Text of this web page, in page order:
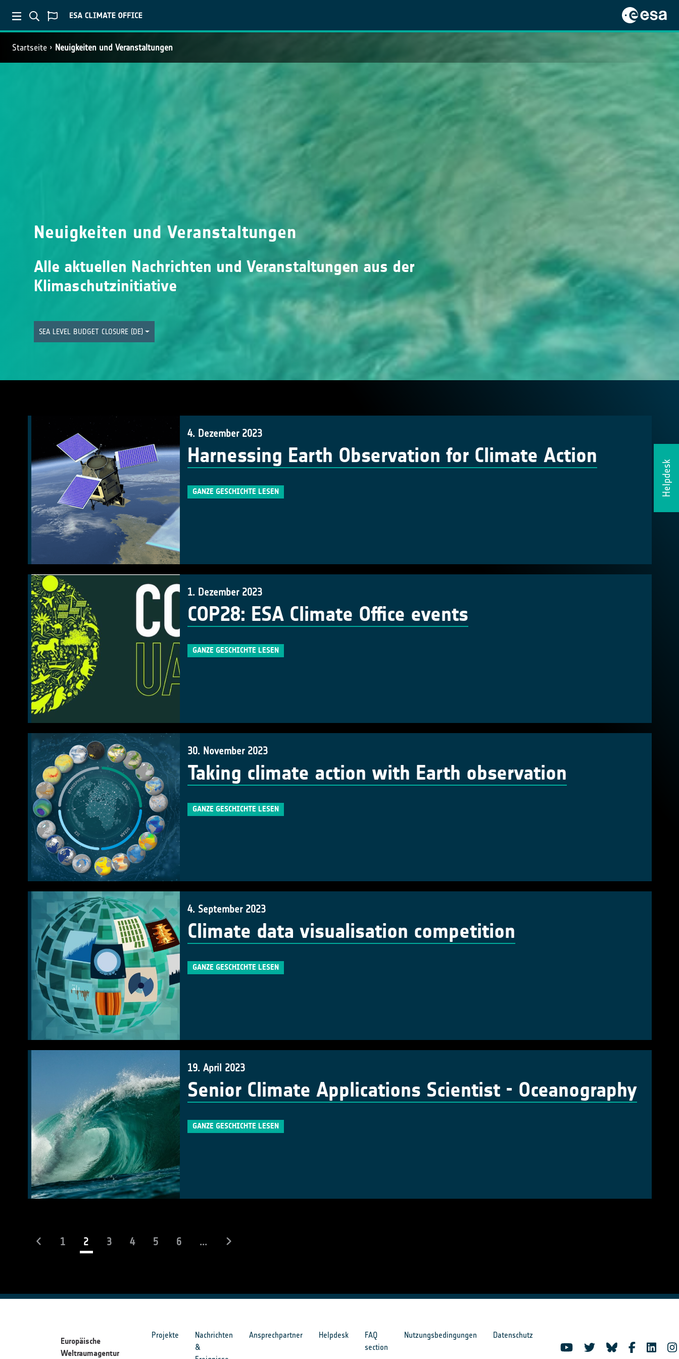
Startseite Neuigkeiten und Veranstaltungen
Helpdesk
Neuigkeiten und Veranstaltungen
Alle aktuellen Nachrichten und Veranstaltungen aus der
Klimaschutzinitiative
SEA LEVEL BUDGET CLOSURE (DE)
4. Dezember 2023
Harnessing Earth Observation for Climate Action
GANZE GESCHICHTE LESEN
1. Dezember 2023
COP28: ESA Climate Office events
GANZE GESCHICHTE LESEN
30. November 2023
Taking climate action with Earth observation
GANZE GESCHICHTE LESEN
4. September 2023
Climate data visualisation competition
GANZE GESCHICHTE LESEN
19. April 2023
Senior Climate Applications Scientist - Oceanography
GANZE GESCHICHTE LESEN
1 2(current)
3 4 5 6 ...
Europäische
Weltraumagentur
Projekte
Nachrichten
&
Ansprechpartner Helpdesk
FAQ
section
Nutzungsbedingungen Datenschutz